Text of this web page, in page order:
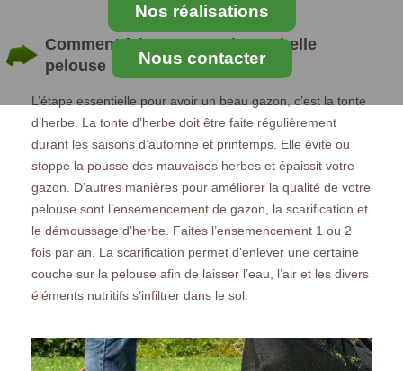
Nos réalisations
Nous contacter
Comment faire pour avoir une belle
pelouse ?
L’étape essentielle pour avoir un beau gazon, c’est la tonte
d’herbe. La tonte d’herbe doit être faite régulièrement
durant les saisons d’automne et printemps. Elle évite ou
stoppe la pousse des mauvaises herbes et épaissit votre
gazon. D’autres manières pour améliorer la qualité de votre
pelouse sont l’ensemencement de gazon, la scarification et
le démoussage d’herbe. Faites l’ensemencement 1 ou 2
fois par an. La scarification permet d’enlever une certaine
couche sur la pelouse afin de laisser l’eau, l’air et les divers
éléments nutritifs s’infiltrer dans le sol.